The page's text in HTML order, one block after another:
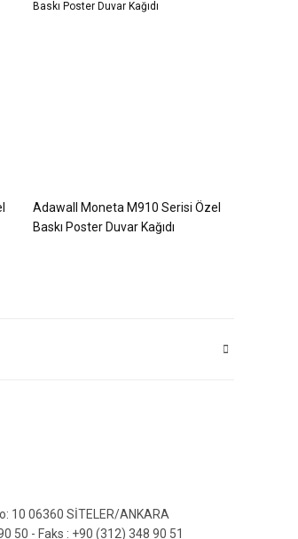
Adawall Moneta M910 Serisi Özel
Baskı Poster Duvar Kağıdı
10 06360 SİTELER/ANKARA
50 - Faks : +90 (312) 348 90 51